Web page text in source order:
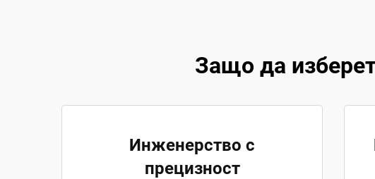
Защо да
Инженерство с
прецизност